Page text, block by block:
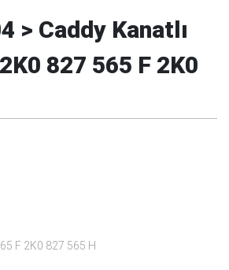
> Caddy Kanatlı
827 565 F 2K0
F 2K0 827 565 H